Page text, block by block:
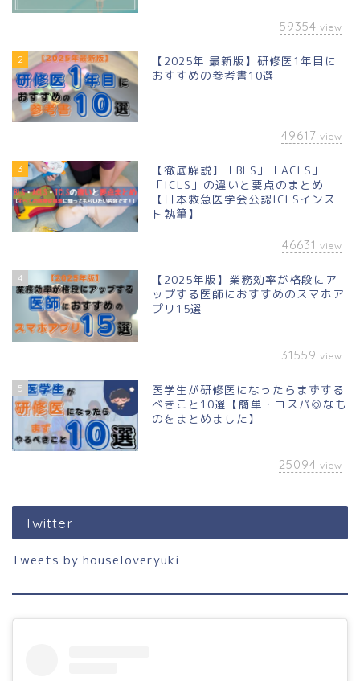
59354 view
2
【2025年 最新版】研修医1年目に
おすすめの参考書10選
49617 view
3
【徹底解説】「BLS」「ACLS」
「ICLS」の違いと要点のまとめ
【日本救急医学会公認ICLSインス
ト執筆】
46631 view
4
【2025年版】業務効率が格段にア
ップする医師におすすめのスマホア
プリ15選
31559 view
5
医学生が研修医になったらまずする
べきこと10選【簡単・コスパ◎なも
のをまとめました】
25094 view
Twitter
Tweets by houseloveryuki